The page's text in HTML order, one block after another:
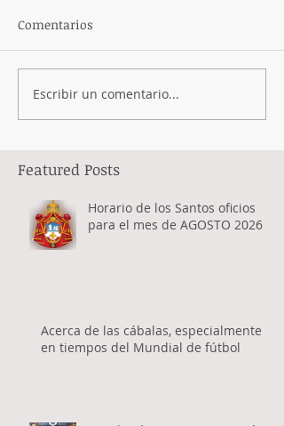
Comentarios
Escribir un comentario...
Featured Posts
Horario de los Santos oficios
para el mes de AGOSTO 2026
Acerca de las cábalas, especialmente
en tiempos del Mundial de fútbol